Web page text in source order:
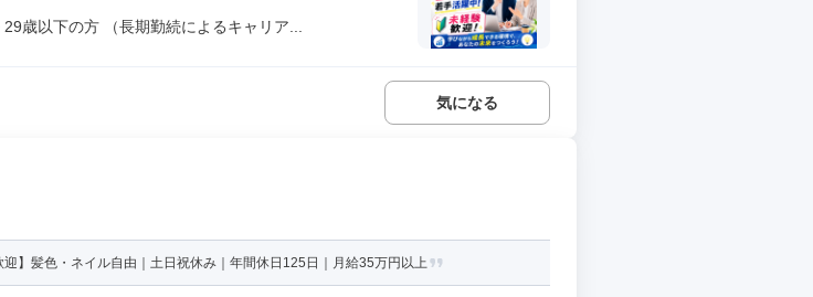
歳以下の方 （長期勤続によるキャリア...
気になる
迎】髪色・ネイル自由｜土日祝休み｜年間休日125日｜月給35万円以上